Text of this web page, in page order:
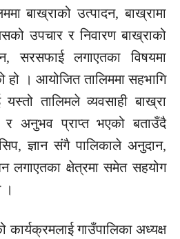
बाख्राको उत्पादन, बाख्रामा
उपचार र निवारण बाख्राको
सरसफाई लगाएतका विषयमा
हो । आयोजित तालिममा सहभागि
तालिमले व्यवसाही बाख्रा
र अनुभव प्राप्त भएको बताउँदै
ज्ञान संगै पालिकाले अनुदान,
लगाएतका क्षेत्रमा समेत सहयोग
।
गाउँपालिका अध्यक्ष